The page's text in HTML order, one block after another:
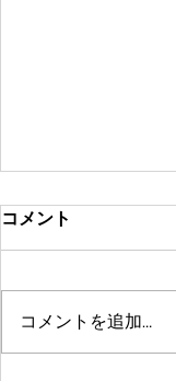
コメント
コメントを追加…